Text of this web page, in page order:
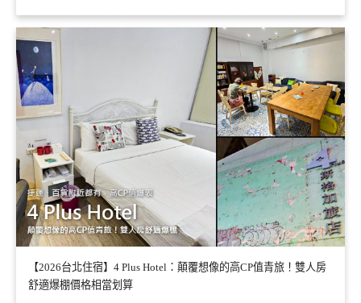
【2026台北住宿】4 Plus Hotel：顛覆想像的高CP值青旅！雙人房
舒適爆棚價格相當划算